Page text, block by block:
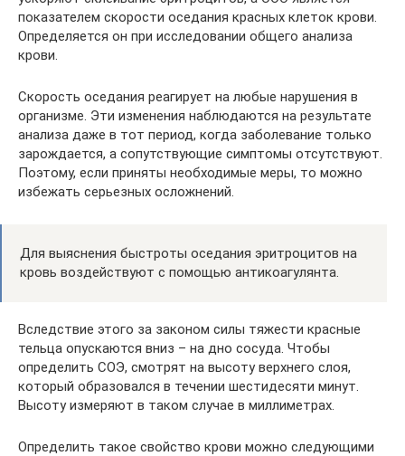
показателем скорости оседания красных клеток крови.
Определяется он при исследовании общего анализа
крови.
Скорость оседания реагирует на любые нарушения в
организме. Эти изменения наблюдаются на результате
анализа даже в тот период, когда заболевание только
зарождается, а сопутствующие симптомы отсутствуют.
Поэтому, если приняты необходимые меры, то можно
избежать серьезных осложнений.
Для выяснения быстроты оседания эритроцитов на
кровь воздействуют с помощью антикоагулянта.
Вследствие этого за законом силы тяжести красные
тельца опускаются вниз – на дно сосуда. Чтобы
определить СОЭ, смотрят на высоту верхнего слоя,
который образовался в течении шестидесяти минут.
Высоту измеряют в таком случае в миллиметрах.
Определить такое свойство крови можно следующими